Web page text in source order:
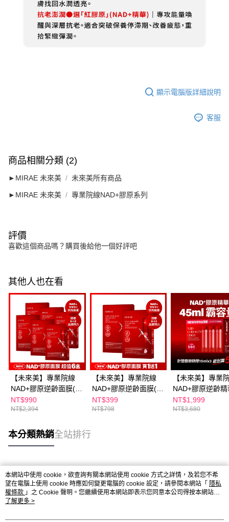
顯示電腦版詳細說明
客服
商品相關分類 (2)
►MIRAE 未來美 未來美所有商品
►MIRAE 未來美 專業院線NAD+膠原系列
評價
喜歡這個商品嗎？購買後給他一個好評吧
其他人也在看
【未來美】專業院線
NAD+膠原逆齡面膜(3
片/盒) x6盒
NT$990
NT$2,394
【未來美】專業院線
NAD+膠原逆齡面膜(3
片/盒) 買1送1
NT$399
NT$798
【未來美】專業
NAD+膠原逆齡
充包 (3件/盒)
NT$1,999
NT$3,680
本分類熱銷全站排行
熱門標籤
本網站中使用 cookie，欲查詢有關本網站使用 cookie 方式之詳情，及若您不希
望在電腦上使用 cookie 時應如何變更電腦的 cookie 設定，請參閱本網站「 隱私
權條款 」之 Cookie 聲明。您繼續使用本網站即表示您同意本公司得按本網站使
用條款之 Cookie 聲明使用 cookie。
了解更多 >